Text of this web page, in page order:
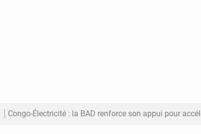
Congo-Électricité : la BAD renforce son appui pour accélérer les